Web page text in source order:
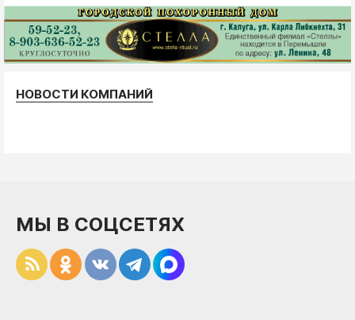
НОВОСТИ КОМПАНИЙ
МЫ В СОЦСЕТЯХ